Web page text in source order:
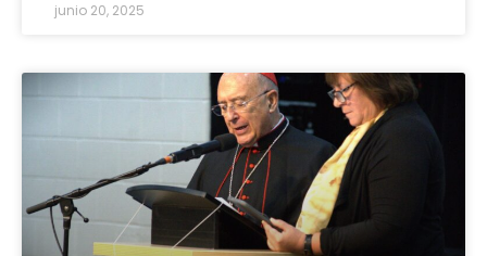
junio 20, 2025